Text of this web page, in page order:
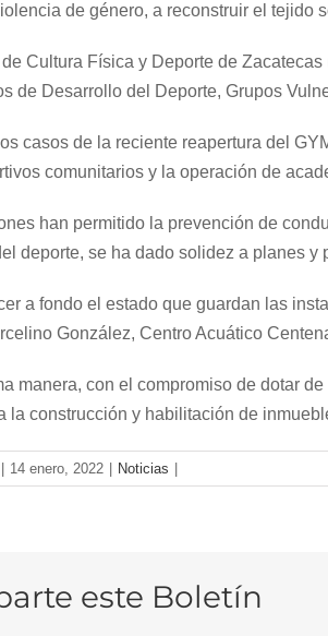
de género, a reconstruir el tejido
de Cultura Física y Deporte de
de Desarrollo del Deporte, Grupos
casos de la reciente reapertura del
comunitarios y la operación de
han permitido la prevención de
deporte, se ha dado solidez a planes
a fondo el estado que guardan las
González, Centro Acuático
manera, con el compromiso de dotar
la construcción y habilitación de
14 enero, 2022 Noticias
este Boletín